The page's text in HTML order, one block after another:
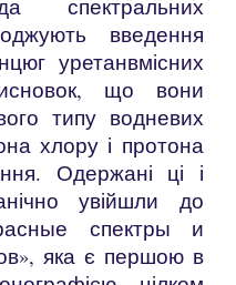
спектральних
введення
уретанвмісних
що вони
типу водневих
хлору і протона
Одержані ці і
увійшли до
спектры и
яка є першою в